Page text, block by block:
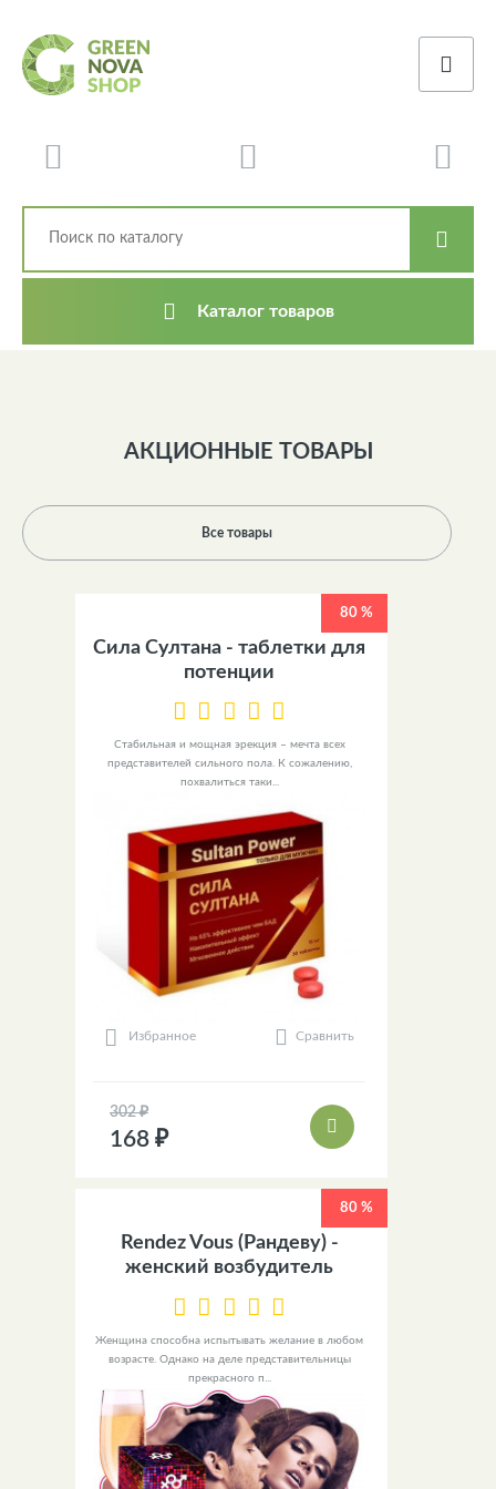
Каталог товаров
АКЦИОННЫЕ ТОВАРЫ
Все товары
80 %
Сила Султана - таблетки для
потенции
Стабильная и мощная эрекция – мечта всех
представителей сильного пола. К сожалению,
похвалиться таки...
Избранное Сравнить
302 ₽
168 ₽
80 %
Rendez Vous (Рандеву) -
женский возбудитель
Женщина способна испытывать желание в любом
возрасте. Однако на деле представительницы
прекрасного п...